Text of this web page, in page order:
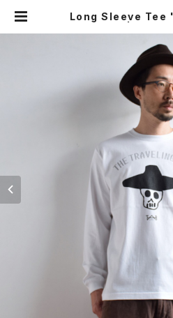
Long Sleeve Tee